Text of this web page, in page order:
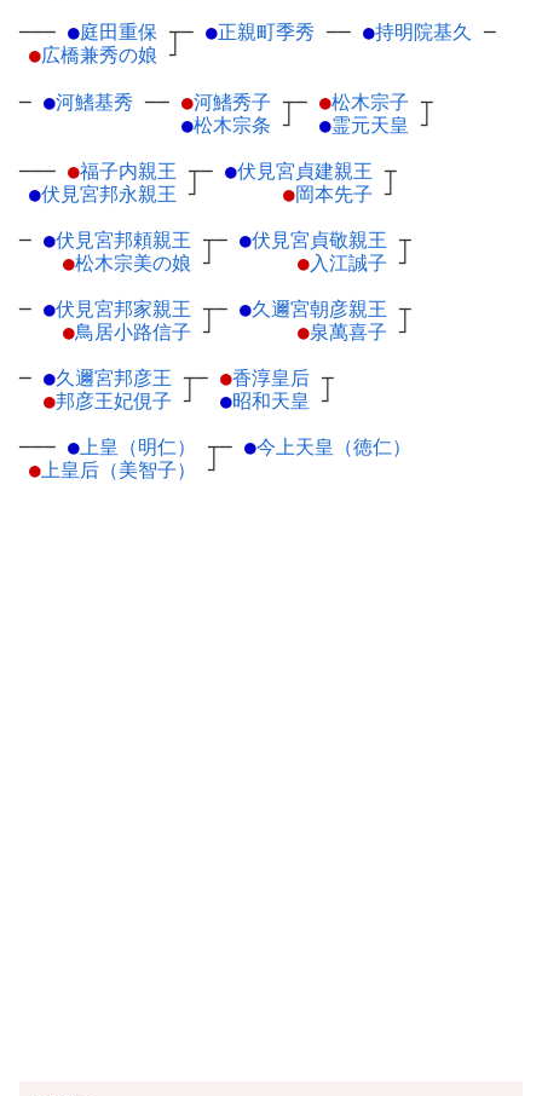
─── ●庭田重保 ┬
●広橋兼秀の娘 ┘
─ ●正親町季秀 ── ●持明院基久 ─
─ ●河鰭基秀 ── ●河鰭秀子 ┬
●松木宗条 ┘
─ ●松木宗子 ┬
●霊元天皇 ┘
─── ●福子内親王 ┬
●伏見宮邦永親王 ┘
─ ●伏見宮貞建親王 ┬
●岡本先子 ┘
─ ●伏見宮邦頼親王 ┬
●松木宗美の娘 ┘
─ ●伏見宮貞敬親王 ┬
●入江誠子 ┘
─ ●伏見宮邦家親王 ┬
●鳥居小路信子 ┘
─ ●久邇宮朝彦親王 ┬
●泉萬喜子 ┘
─ ●久邇宮邦彦王 ┬
●邦彦王妃俔子 ┘
─ ●香淳皇后 ┬
●昭和天皇 ┘
─── ●上皇（明仁）
┬
●上皇后（美智子） ┘
─ ●今上天皇（徳仁）